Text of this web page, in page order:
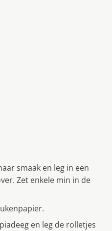
smaak en leg in een
Zet enkele min in de
en leg de rolletjes